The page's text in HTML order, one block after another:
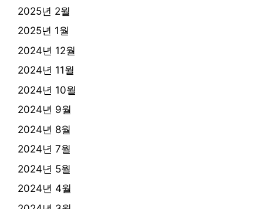
2025년 2월
2025년 1월
2024년 12월
2024년 11월
2024년 10월
2024년 9월
2024년 8월
2024년 7월
2024년 5월
2024년 4월